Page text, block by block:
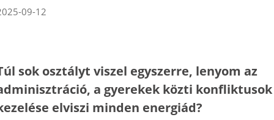
09-12
sok osztályt viszel egyszerre, lenyom az
a gyerekek közti konfliktusok
elviszi minden energiád?